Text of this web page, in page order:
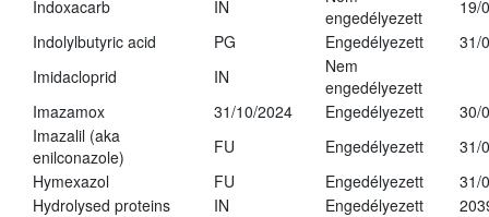
Indoxacarb
IN
engedélyezett
19/
Indolylbutyric acid
PG Engedélyezett
31/
Imidacloprid
IN
Nem
engedélyezett
Imazamox
31/10/2024 Engedélyezett
30/
Imazalil (aka
enilconazole)
FU Engedélyezett
31/
Hymexazol
FU Engedélyezett
31/
Hydrolysed proteins
IN Engedélyezett